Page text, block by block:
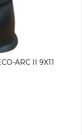
ARC II 9X11